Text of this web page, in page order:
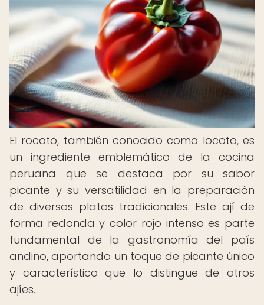
El rocoto, también conocido como locoto, es
un ingrediente emblemático de la cocina
peruana que se destaca por su sabor
picante y su versatilidad en la preparación
de diversos platos tradicionales. Este ají de
forma redonda y color rojo intenso es parte
fundamental de la gastronomía del país
andino, aportando un toque de picante único
y característico que lo distingue de otros
ajíes.